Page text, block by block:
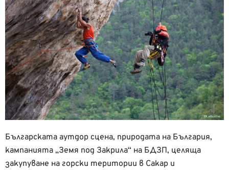
Българската аутдор сцена, природата на България,
кампанията „Земя под Закрила“ на БДЗП, целяща
закупуване на горски територии в Сакар и